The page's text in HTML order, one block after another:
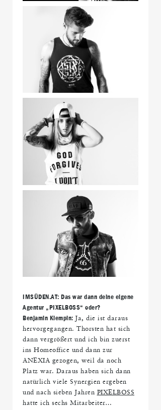
IMSÜDEN.AT: Das war dann deine eigene
Agentur „PIXELBOSS“ oder?
Benjamin Klempin: Ja, die ist daraus
hervorgegangen. Thorsten hat sich
dann vergrößert und ich bin zuerst
ins Homeoffice und dann zur
ANEXIA gezogen, weil da noch
Platz war. Daraus haben sich dann
natürlich viele Synergien ergeben
und nach sieben Jahren PIXELBOSS
hatte ich sechs Mitarbeiter…